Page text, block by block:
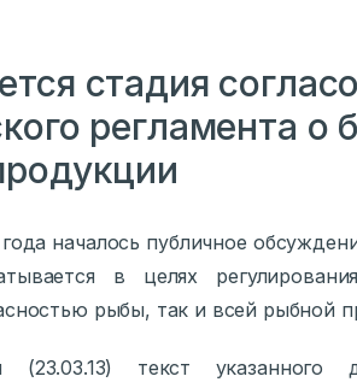
стадия
регламента о
года началось публичное
в целях
рыбы, так и всей рыбной
текст указанного